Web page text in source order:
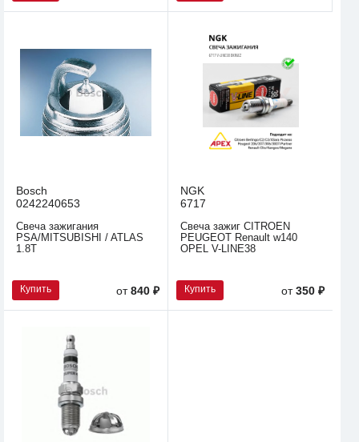
Bosch
0242240653
Свеча зажигания
PSA/MITSUBISHI / ATLAS
1.8T
Купить от840 ₽
NGK
6717
Свеча зажиг CITROEN
PEUGEOT Renault w140
OPEL V-LINE38
Купить от350 ₽